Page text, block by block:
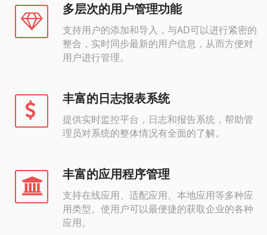
多层次的用户管理功能
支持用户的添加和导入，与AD可以进行紧密的
整合，实时同步最新的用户信息，从而方便对
用户进行管理。
丰富的日志报表系统
提供实时监控平台，日志和报告系统，帮助管
理员对系统的整体情况有全面的了解。
丰富的应用程序管理
支持在线应用、适配应用、本地应用等多种应
用类型。使用户可以最便捷的获取企业的各种
应用。